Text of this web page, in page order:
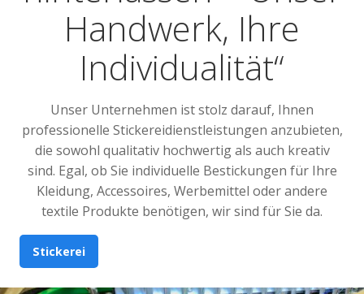
Handwerk, Ihre
Individualität“
Unser Unternehmen ist stolz darauf, Ihnen
professionelle Stickereidienstleistungen anzubieten,
die sowohl qualitativ hochwertig als auch kreativ
sind. Egal, ob Sie individuelle Bestickungen für Ihre
Kleidung, Accessoires, Werbemittel oder andere
textile Produkte benötigen, wir sind für Sie da.
Stickerei